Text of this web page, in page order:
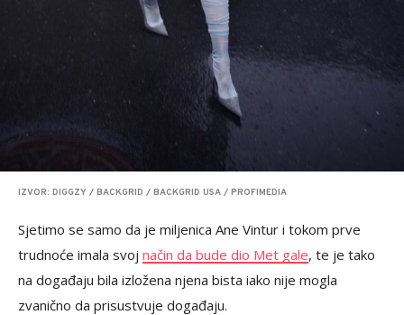
IZVOR: DIGGZY / BACKGRID / BACKGRID USA / PROFIMEDIA
Sjetimo se samo da je miljenica Ane Vintur i tokom prve
trudnoće imala svoj način da bude dio Met gale, te je tako
na događaju bila izložena njena bista iako nije mogla
zvanično da prisustvuje događaju.